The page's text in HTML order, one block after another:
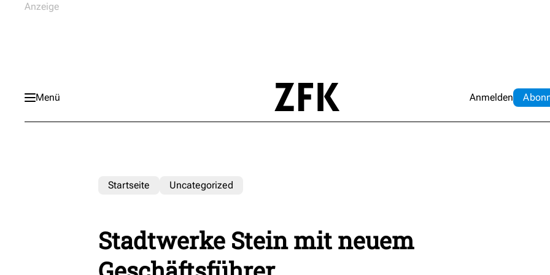
Menü Anmelden Abo
Startseite Uncategorized
Stadtwerke Stein mit neuem